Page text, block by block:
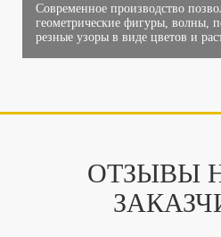
Современное производство
геометрические фигуры, волны,
резные узоры в виде цветов и
ОТЗЫВЫ